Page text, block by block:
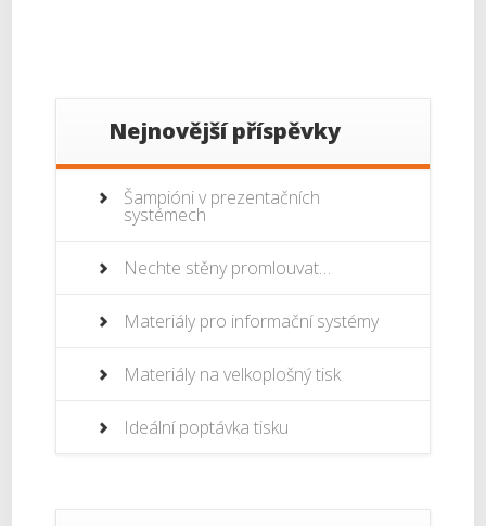
Nejnovější příspěvky
Šampióni v prezentačních
systémech
Nechte stěny promlouvat…
Materiály pro informační systémy
Materiály na velkoplošný tisk
Ideální poptávka tisku